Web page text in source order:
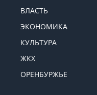
ВЛАСТЬ
ЭКОНОМИКА
КУЛЬТУРА
ЖКХ
ОРЕНБУРЖЬЕ